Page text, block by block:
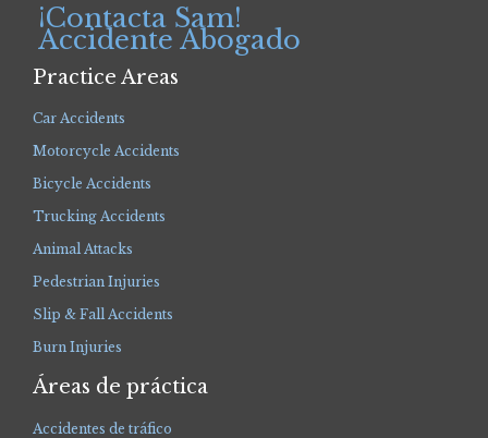
¡Contacta Sam!
Accidente Abogado
Practice Areas
Car Accidents
Motorcycle Accidents
Bicycle Accidents
Trucking Accidents
Animal Attacks
Pedestrian Injuries
Slip & Fall Accidents
Burn Injuries
Áreas de práctica
Accidentes de tráfico